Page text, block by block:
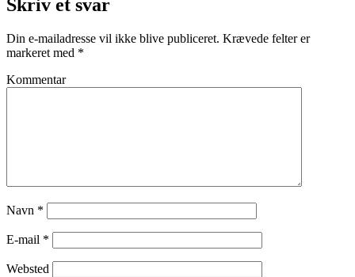
Skriv et svar
Din e-mailadresse vil ikke blive publiceret. Krævede felter er
markeret med *
Kommentar
Navn *
E-mail *
Websted